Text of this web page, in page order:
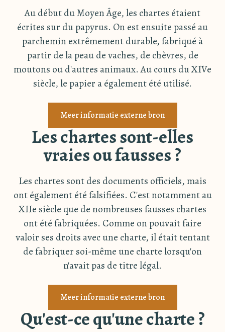
Au début du Moyen Âge, les chartes étaient
écrites sur du papyrus. On est ensuite passé au
parchemin extrêmement durable, fabriqué à
partir de la peau de vaches, de chèvres, de
moutons ou d'autres animaux. Au cours du XIVe
siècle, le papier a également été utilisé.
Meer informatie externe bron
Les chartes sont-elles
vraies ou fausses ?
Les chartes sont des documents officiels, mais
ont également été falsifiées. C'est notamment au
XIIe siècle que de nombreuses fausses chartes
ont été fabriquées. Comme on pouvait faire
valoir ses droits avec une charte, il était tentant
de fabriquer soi-même une charte lorsqu'on
n'avait pas de titre légal.
Meer informatie externe bron
Qu'est-ce qu'une charte ?